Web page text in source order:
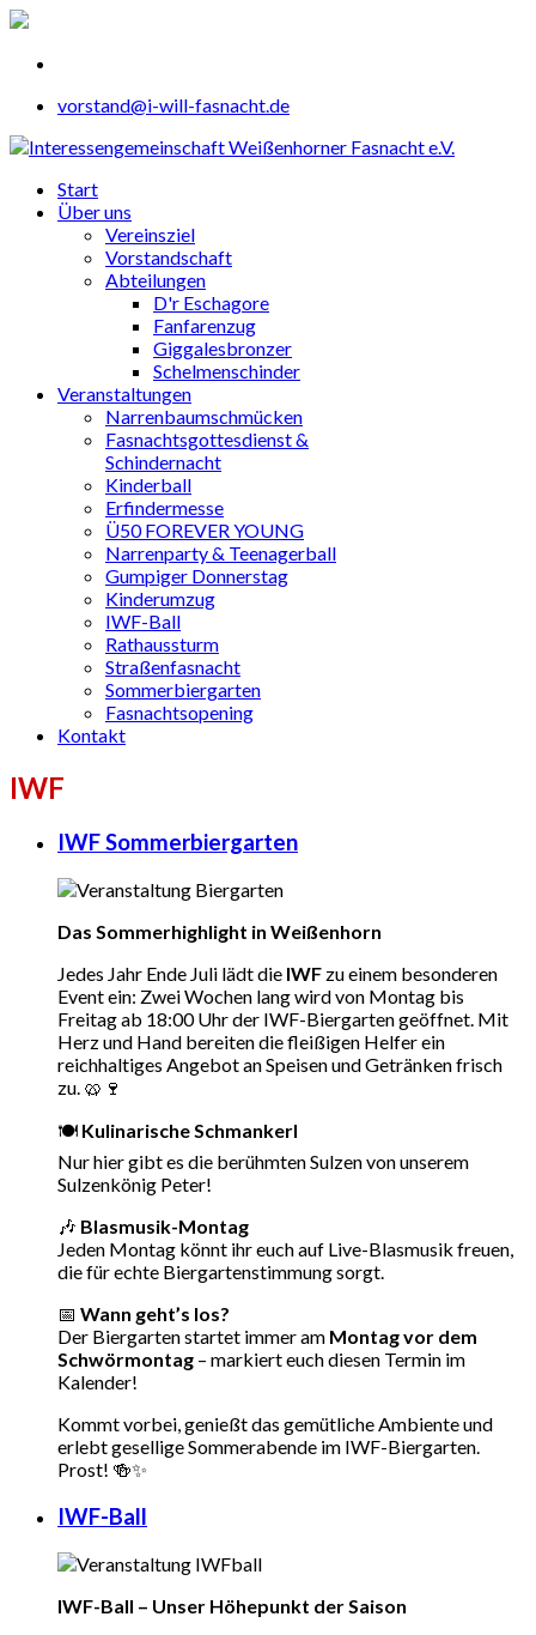
vorstand@i-will-fasnacht.de
Start
Über uns
Vereinsziel
Vorstandschaft
Abteilungen
D'r Eschagore
Fanfarenzug
Giggalesbronzer
Schelmenschinder
Veranstaltungen
Narrenbaumschmücken
Fasnachtsgottesdienst &
Schindernacht
Kinderball
Erfindermesse
Ü50 FOREVER YOUNG
Narrenparty & Teenagerball
Gumpiger Donnerstag
Kinderumzug
IWF-Ball
Rathaussturm
Straßenfasnacht
Sommerbiergarten
Fasnachtsopening
Kontakt
IWF
IWF Sommerbiergarten
Das Sommerhighlight in Weißenhorn
Jedes Jahr Ende Juli lädt die IWF zu einem besonderen
Event ein: Zwei Wochen lang wird von Montag bis
Freitag ab 18:00 Uhr der IWF-Biergarten geöffnet. Mit
Herz und Hand bereiten die fleißigen Helfer ein
reichhaltiges Angebot an Speisen und Getränken frisch
zu. 🥨🍷
🍽 Kulinarische Schmankerl
Nur hier gibt es die berühmten Sulzen von unserem
Sulzenkönig Peter!
🎶 Blasmusik-Montag
Jeden Montag könnt ihr euch auf Live-Blasmusik freuen,
die für echte Biergartenstimmung sorgt.
📅 Wann geht’s los?
Der Biergarten startet immer am Montag vor dem
Schwörmontag – markiert euch diesen Termin im
Kalender!
Kommt vorbei, genießt das gemütliche Ambiente und
erlebt gesellige Sommerabende im IWF-Biergarten.
Prost! 🍻✨
IWF-Ball
IWF-Ball – Unser Höhepunkt der Saison